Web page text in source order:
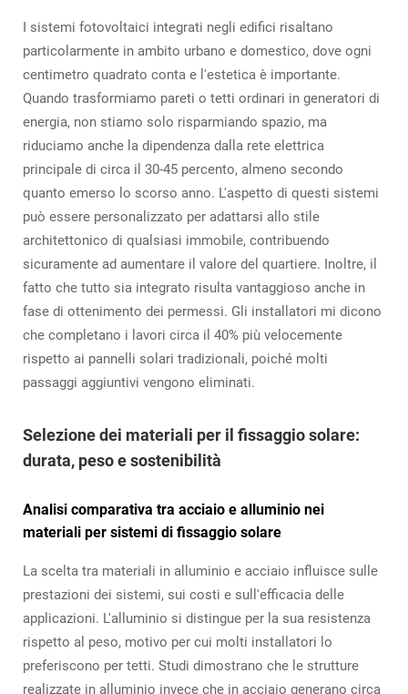
I sistemi fotovoltaici integrati negli edifici risaltano
particolarmente in ambito urbano e domestico, dove ogni
centimetro quadrato conta e l'estetica è importante.
Quando trasformiamo pareti o tetti ordinari in generatori di
energia, non stiamo solo risparmiando spazio, ma
riduciamo anche la dipendenza dalla rete elettrica
principale di circa il 30-45 percento, almeno secondo
quanto emerso lo scorso anno. L'aspetto di questi sistemi
può essere personalizzato per adattarsi allo stile
architettonico di qualsiasi immobile, contribuendo
sicuramente ad aumentare il valore del quartiere. Inoltre, il
fatto che tutto sia integrato risulta vantaggioso anche in
fase di ottenimento dei permessi. Gli installatori mi dicono
che completano i lavori circa il 40% più velocemente
rispetto ai pannelli solari tradizionali, poiché molti
passaggi aggiuntivi vengono eliminati.
Selezione dei materiali per il fissaggio solare:
durata, peso e sostenibilità
Analisi comparativa tra acciaio e alluminio nei
materiali per sistemi di fissaggio solare
La scelta tra materiali in alluminio e acciaio influisce sulle
prestazioni dei sistemi, sui costi e sull'efficacia delle
applicazioni. L'alluminio si distingue per la sua resistenza
rispetto al peso, motivo per cui molti installatori lo
preferiscono per tetti. Studi dimostrano che le strutture
realizzate in alluminio invece che in acciaio generano circa